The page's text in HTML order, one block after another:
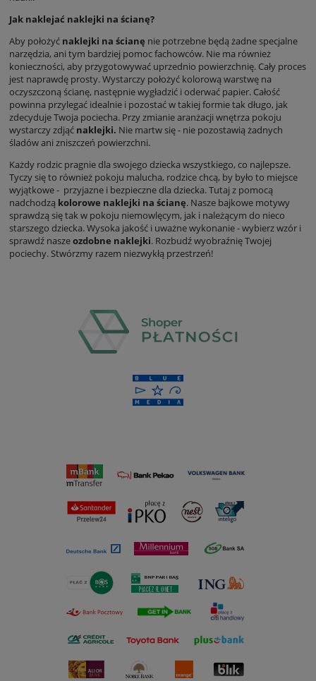
Jak naklejać naklejki na ścianę?
Aby położyć naklejki na ścianę nie potrzebne będą żadne specjalne
narzędzia, ani tym bardziej pomoc fachowców. Nie ma również
konieczności, aby przygotowywać uprzednio powierzchnię. Cały proces
jest naprawdę prosty. Wystarczy położyć kolorową warstwę na
oczyszczoną ścianę, następnie wygładzić i oderwać papier. Całość
powinna przylegać idealnie i pozostać w takiej formie tak długo, jak
zdecyduje Twoja pociecha. Przy zmianie aranżacji wnętrza pokoju
wystarczy zdjąć naklejki. Nie martw się - nie pozostawią żadnych
śladów ani zniszczeń powierzchni.
Każdy rodzic pragnie dla swojego dziecka wszystkiego, co najlepsze.
Tyczy się to również pokoju malucha, rodzice chcą, by było to miejsce
wyjątkowe - przyjazne i bezpieczne dla dziecka. Tutaj z pomocą
nadchodzą kolorowe naklejki na ścianę. Nasze bajkowe motywy
sprawdzą się tak w pokoju niemowlęcym, jak i należącym do nieco
starszego dziecka. Wysoka jakość i uważne wykonanie - wybierz wzór i
sprawdź naszeozdobne naklejki. Rozbudź wyobraźnię Twojej
pociechy. Stwórzmy razem niezwykłą przestrzeń!